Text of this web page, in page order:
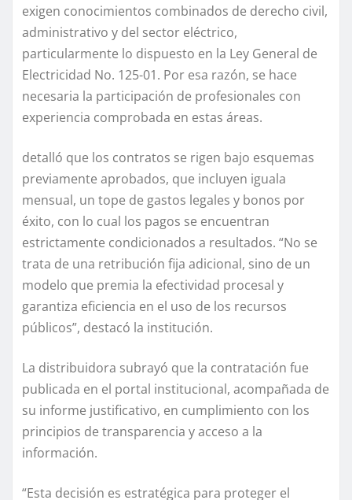
exigen conocimientos combinados de derecho civil,
administrativo y del sector eléctrico,
particularmente lo dispuesto en la Ley General de
Electricidad No. 125-01. Por esa razón, se hace
necesaria la participación de profesionales con
experiencia comprobada en estas áreas.
detalló que los contratos se rigen bajo esquemas
previamente aprobados, que incluyen iguala
mensual, un tope de gastos legales y bonos por
éxito, con lo cual los pagos se encuentran
estrictamente condicionados a resultados. “No se
trata de una retribución fija adicional, sino de un
modelo que premia la efectividad procesal y
garantiza eficiencia en el uso de los recursos
públicos”, destacó la institución.
La distribuidora subrayó que la contratación fue
publicada en el portal institucional, acompañada de
su informe justificativo, en cumplimiento con los
principios de transparencia y acceso a la
información.
“Esta decisión es estratégica para proteger el